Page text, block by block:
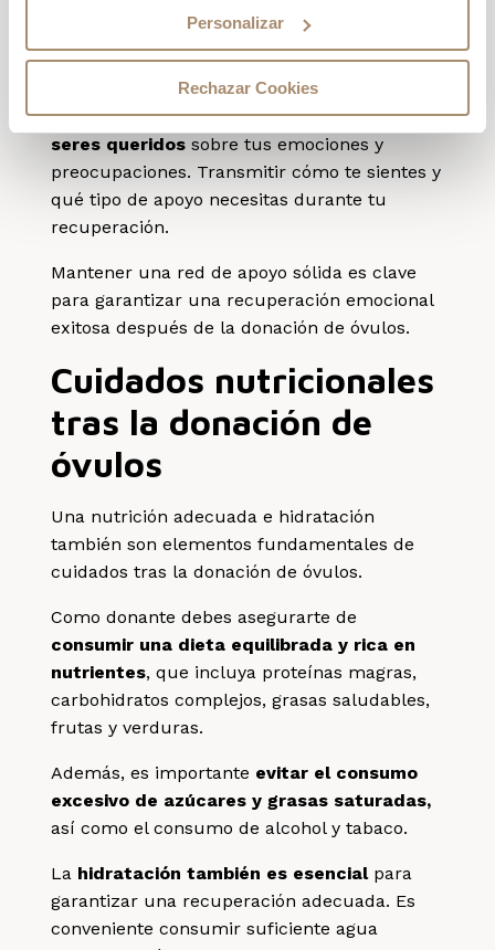
Personalizar
Rechazar Cookies
ayudar a procesar tus sentimientos y
Además, es fundamental que mantengas una
comunicación abierta y honesta con tus
seres queridossobre tus emociones y
preocupaciones. Transmitir cómo te sientes y
qué tipo de apoyo necesitas durante tu
recuperación.
Mantener una red de apoyo sólida es clave
para garantizar una recuperación emocional
exitosa después de la donación de óvulos.
Cuidados nutricionales
tras la donación de
óvulos
Una nutrición adecuada e hidratación
también son elementos fundamentales de
cuidados tras la donación de óvulos.
Como donante debes asegurarte de
consumir una dieta equilibrada y rica en
nutrientes, que incluya proteínas magras,
carbohidratos complejos, grasas saludables,
frutas y verduras.
Además, es importante evitar el consumo
excesivo de azúcares y grasas saturadas,
así como el consumo de alcohol y tabaco.
La hidratación también es esencialpara
garantizar una recuperación adecuada. Es
conveniente consumir suficiente agua